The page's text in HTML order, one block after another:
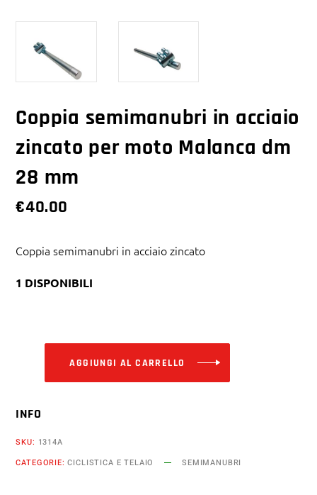
Coppia semimanubri in acciaio
zincato per moto Malanca dm
28 mm
€40.00
Coppia semimanubri in acciaio zincato
1 DISPONIBILI
AGGIUNGI AL CARRELLO
INFO
SKU: 1314A
CATEGORIE:CICLISTICA E TELAIO SEMIMANUBRI